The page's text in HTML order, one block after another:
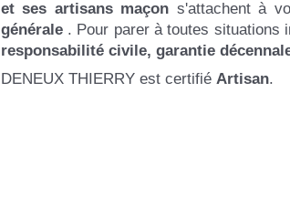
et ses artisans maçon s'attachent à
générale . Pour parer à toutes situations
responsabilité civile, garantie
DENEUX THIERRY est certifié Artisan.